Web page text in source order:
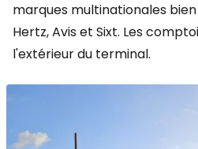
marques multinationales
Hertz, Avis et Sixt. Les
l'extérieur du terminal.